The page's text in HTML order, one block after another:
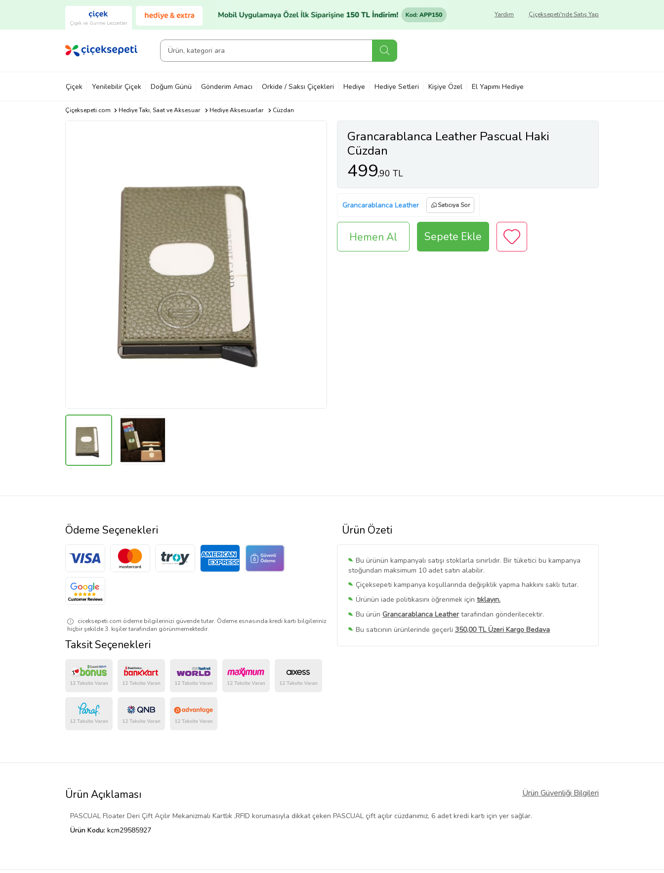
Çiçek ve Gurme Lezzetler
Çiçeksepeti'nde Satış Yap
Yardım
Çiçek Yenilebilir Çiçek Doğum Günü Gönderim Amacı Orkide / Saksı Çiçekleri Hediye Hediye Setleri Kişiye Özel El Yapımı Hediye
Çiçeksepeti.com Hediye Takı, Saat ve Aksesuar Hediye Aksesuarlar Cüzdan
Grancarablanca Leather Pascual Haki
Cüzdan
499,90 TL
Grancarablanca Leather Satıcıya Sor
Hemen Al Sepete Ekle
Ürün Özeti
Bu ürünün kampanyalı satışı stoklarla sınırlıdır. Bir tüketici bu kampanya
stoğundan maksimum 10 adet satın alabilir.
Çiçeksepeti kampanya koşullarında değişiklik yapma hakkını saklı tutar.
Ürünün iade politikasını öğrenmek için tıklayın.
Bu ürün Grancarablanca Leather tarafından gönderilecektir.
Bu satıcının ürünlerinde geçerli 350,00 TL Üzeri Kargo Bedava
Bu SatıcınınTüm Ürünlerini Görüntüle
Ödeme Seçenekleri
ciceksepeti.com ödeme bilgilerinizi güvende tutar. Ödeme esnasında kredi kartı bilgileriniz
hiçbir şekilde 3. kişiler tarafından görünmemektedir.
Taksit Seçenekleri
Ürün Açıklaması Ürün Güvenliği Bilgileri
PASCUAL Floater Deri Çift Açılır Mekanizmalı Kartlık ,RFID korumasıyla dikkat çeken PASCUAL çift açılır cüzdanımız, 6 adet kredi kartı için yer sağlar.
Ürün Kodu: kcm29585927